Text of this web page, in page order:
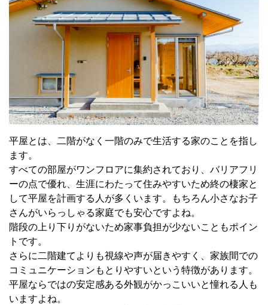
平屋とは、二階がなく一階のみで生活する家のことを指し
ます。
すべての部屋がワンフロアに集約されており、バリアフリ
ーの点で優れ、生涯にわたって住みやすいため終の棲家と
して平屋を計画する人が多くいます。もちろん小さなお子
さんがいらっしゃる家庭でも安心ですよね。
階段の上り下りがないため家事負担が少ないこともポイン
トです。
さらに二階建てよりも視線や声が届きやすく、家族間での
コミュニケーションもとりやすいという特徴があります。
平屋ならではの安定感ある外観がかっこいいと憧れる人も
いますよね。